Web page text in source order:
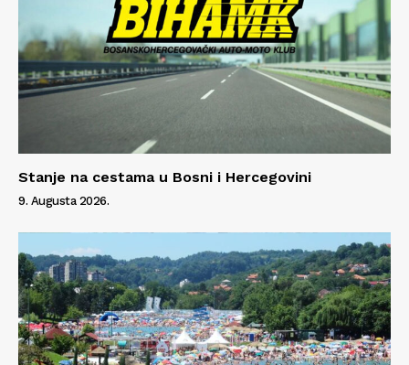
Info
O nama
Kontakt
Impressum
Stanje na cestama u Bosni i Hercegovini
9. Augusta 2026.